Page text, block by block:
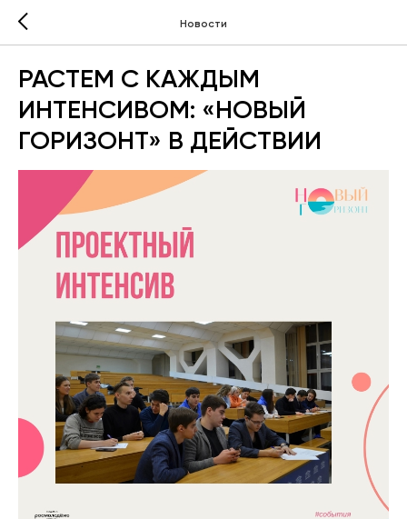
Новости
РАСТЕМ С КАЖДЫМ
ИНТЕНСИВОМ: «НОВЫЙ
ГОРИЗОНТ» В ДЕЙСТВИИ